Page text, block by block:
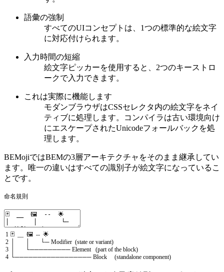
語彙の強制
すべてのUIコンセプトは、1つの標準的な絵文字
に対応付けられます。
入力時間の短縮
絵文字ピッカーを使用すると、2つのキーストロ
ークで入力できます。
これは実際に機能します
モダンブラウザはCSSセレクタ内の絵文字をネイ
ティブに処理します。コンパイラは古い環境向け
にエスケープされたUnicodeフォールバックを処
理します。
BEMojiではBEMの3層アーキテクチャをそのまま継承してい
ます。唯一の違いはすべての識別子が絵文字になっているこ
とです。
命名規則
1
2
3
4
🃏 🖼️ -- 🌟
└─ Modifier (state or variant)
└───────── Element (part of the block)
└───────────────── Block (standalone component)